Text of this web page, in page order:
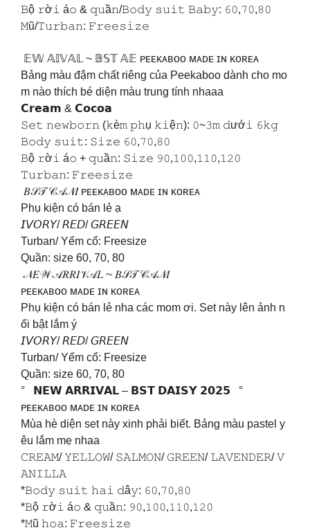
𝙱ộ 𝚛ờ𝚒 á𝚘 & 𝚚𝚞ầ𝚗/𝙱𝚘𝚍𝚢 𝚜𝚞𝚒𝚝 𝙱𝚊𝚋𝚢: 𝟼𝟶,𝟽𝟶,𝟾𝟶
𝙼ũ/𝚃𝚞𝚛𝚋𝚊𝚗: 𝙵𝚛𝚎𝚎𝚜𝚒𝚣𝚎
𝔼𝕎 𝔸𝕀𝕍𝔸𝕃 ~ 𝔹𝕊𝕋 𝔸𝔼 ᴘᴇᴇᴋᴀʙᴏᴏ ᴍᴀᴅᴇ ɪɴ ᴋᴏʀᴇᴀ
Bảng màu đậm chất riêng của Peekaboo dành cho mo
m nào thích bé diện màu trung tính nhaaa
𝗖𝗿𝗲𝗮𝗺 & 𝗖𝗼𝗰𝗼𝗮
𝚂𝚎𝚝 𝚗𝚎𝚠𝚋𝚘𝚛𝚗 (𝚔è𝚖 𝚙𝚑ụ 𝚔𝚒ệ𝚗): 𝟶~𝟹𝚖 𝚍ướ𝚒 𝟼𝚔𝚐
𝙱𝚘𝚍𝚢 𝚜𝚞𝚒𝚝: 𝚂𝚒𝚣𝚎 𝟼𝟶,𝟽𝟶,𝟾𝟶
𝙱ộ 𝚛ờ𝚒 á𝚘 + 𝚚𝚞ầ𝚗: 𝚂𝚒𝚣𝚎 𝟿𝟶,𝟷𝟶𝟶,𝟷𝟷𝟶,𝟷𝟸𝟶
𝚃𝚞𝚛𝚋𝚊𝚗: 𝙵𝚛𝚎𝚎𝚜𝚒𝚣𝚎
𝐵𝒮𝒯 𝒞𝒜𝒩𝐼 ᴘᴇᴇᴋᴀʙᴏᴏ ᴍᴀᴅᴇ ɪɴ ᴋᴏʀᴇᴀ
Phụ kiện có bán lẻ ạ
𝘐𝘝𝘖𝘙𝘠/ 𝘙𝘌𝘋/ 𝘎𝘙𝘌𝘌𝘕
Turban/ Yếm cổ: Freesize
Quần: size 60, 70, 80
𝒩𝐸𝒲 𝒜𝑅𝑅𝐼𝒱𝒜𝐿 ~ 𝐵𝒮𝒯 𝒞𝒜𝒩𝐼
ᴘᴇᴇᴋᴀʙᴏᴏ ᴍᴀᴅᴇ ɪɴ ᴋᴏʀᴇᴀ
Phụ kiện có bán lẻ nha các mom ơi. Set này lên ảnh n
ổi bật lắm ý
𝘐𝘝𝘖𝘙𝘠/ 𝘙𝘌𝘋/ 𝘎𝘙𝘌𝘌𝘕
Turban/ Yếm cổ: Freesize
Quần: size 60, 70, 80
° 𝗡𝗘𝗪 𝗔𝗥𝗥𝗜𝗩𝗔𝗟 – 𝗕𝗦𝗧 𝗗𝗔𝗜𝗦𝗬 𝟮𝟬𝟮𝟱 °
ᴘᴇᴇᴋᴀʙᴏᴏ ᴍᴀᴅᴇ ɪɴ ᴋᴏʀᴇᴀ
Mùa hè diện set này xinh phải biết. Bảng màu pastel y
êu lắm mẹ nhaa
𝙲𝚁𝙴𝙰𝙼/ 𝚈𝙴𝙻𝙻𝙾𝚆/ 𝚂𝙰𝙻𝙼𝙾𝙽/ 𝙶𝚁𝙴𝙴𝙽/ 𝙻𝙰𝚅𝙴𝙽𝙳𝙴𝚁/ 𝚅
𝙰𝙽𝙸𝙻𝙻𝙰
*𝙱𝚘𝚍𝚢 𝚜𝚞𝚒𝚝 𝚑𝚊𝚒 𝚍â𝚢: 𝟼𝟶,𝟽𝟶,𝟾𝟶
*𝙱ộ 𝚛ờ𝚒 á𝚘 & 𝚚𝚞ầ𝚗: 𝟿𝟶,𝟷𝟶𝟶,𝟷𝟷𝟶,𝟷𝟸𝟶
*𝙼ũ 𝚑𝚘𝚊: 𝙵𝚛𝚎𝚎𝚜𝚒𝚣𝚎